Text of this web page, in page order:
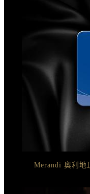
Merandi 奧利地